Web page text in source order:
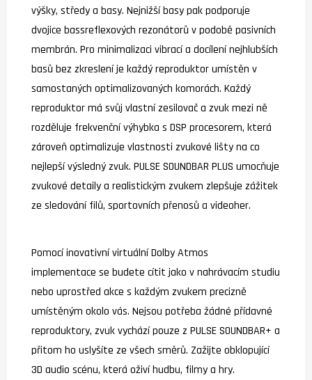
výšky, středy a basy. Nejnižší basy pak podporuje
dvojice bassreflexových rezonátorů v podobě pasivních
membrán. Pro minimalizaci vibrací a docílení nejhlubších
basů bez zkreslení je každý reproduktor umístěn v
samostaných optimalizovaných komorách. Každý
reproduktor má svůj vlastní zesilovač a zvuk mezi ně
rozděluje frekvenční výhybka s DSP procesorem, která
zároveň optimalizuje vlastnosti zvukové lišty na co
nejlepší výsledný zvuk. PULSE SOUNDBAR PLUS umocňuje
zvukové detaily a realistickým zvukem zlepšuje zážitek
ze sledování filů, sportovních přenosů a videoher.
Pomocí inovativní virtuální Dolby Atmos
implementace se budete cítit jako v nahrávacím studiu
nebo uprostřed akce s každým zvukem precizně
umístěným okolo vás. Nejsou potřeba žádné přídavné
reproduktory, zvuk vychází pouze z PULSE SOUNDBAR+ a
přitom ho uslyšíte ze všech směrů. Zažijte obklopující
3D audio scénu, která oživí hudbu, filmy a hry.